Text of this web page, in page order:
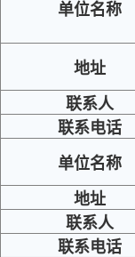
单位名称
地址
联系人
联系电话
单位名称
地址
联系人
联系电话